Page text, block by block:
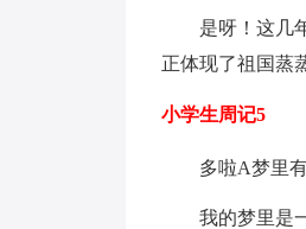
是呀！这几年
正体现了祖国蒸
小学生周记5
多啦A梦里有
我的梦里是一